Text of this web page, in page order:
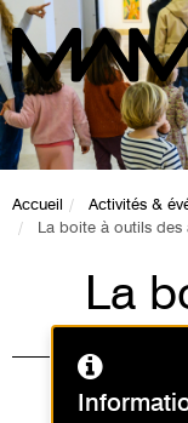
Accueil
Activités &
La boite à outils des
La